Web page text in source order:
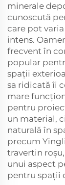
minerale
cunoscută
care pot
intens.
frecvent în
popular
spații
sa ridicată îi
mare
pentru
un material,
naturală în
precum
travertin
unui aspect
pentru spații